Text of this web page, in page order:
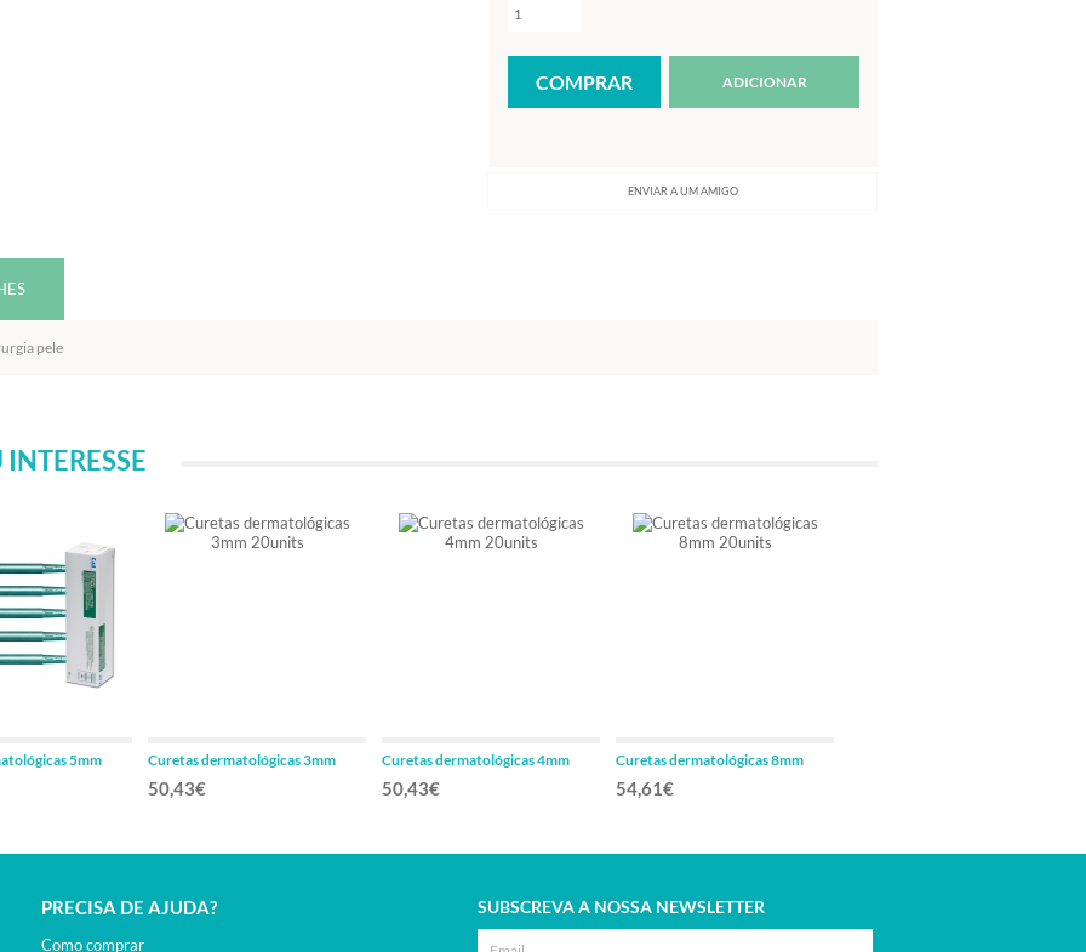
ADICIONAR
ENVIAR A UM AMIGO
pele
INTERESSE
5mm
Curetas dermatológicas 3mm
50,43€
Curetas dermatológicas 4mm
50,43€
Curetas dermatológicas 8mm
54,61€
PRECISA DE AJUDA?
Como comprar
SUBSCREVA A NOSSA NEWSLETTER